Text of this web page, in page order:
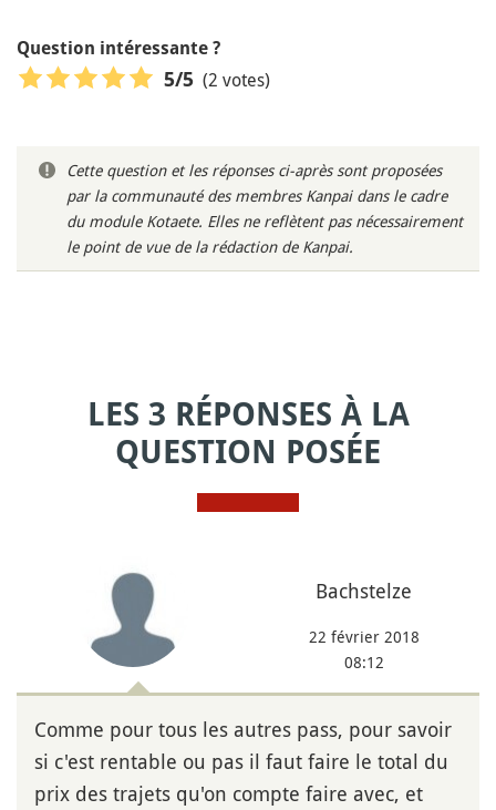
Question intéressante ?
5/5 (2 votes)
Cette question et les réponses ci-après sont proposées
par la communauté des membres Kanpai dans le cadre
du module Kotaete. Elles ne reflètent pas nécessairement
le point de vue de la rédaction de Kanpai.
LES 3 RÉPONSES À LA
QUESTION POSÉE
Bachstelze
22 février 2018
08:12
Comme pour tous les autres pass, pour savoir
si c'est rentable ou pas il faut faire le total du
prix des trajets qu'on compte faire avec, et